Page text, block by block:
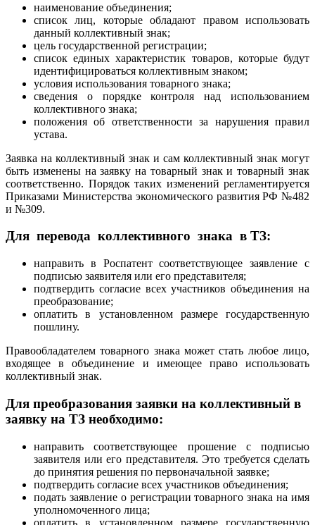
наименование объединения;
список лиц, которые обладают правом использовать
данный коллективный знак;
цель государственной регистрации;
список единых характеристик товаров, которые будут
идентифицироваться коллективным знаком;
условия использования товарного знака;
сведения о порядке контроля над использованием
коллективного знака;
положения об ответственности за нарушения правил
устава.
Заявка на коллективный знак и сам коллективный знак могут
быть изменены на заявку на товарный знак и товарный знак
соответственно. Порядок таких изменений регламентируется
Приказами Министерства экономического развития РФ №482
и №309.
Для перевода коллективного знака в ТЗ:
направить в Роспатент соответствующее заявление с
подписью заявителя или его представителя;
подтвердить согласие всех участников объединения на
преобразование;
оплатить в установленном размере государственную
пошлину.
Правообладателем товарного знака может стать любое лицо,
входящее в объединение и имеющее право использовать
коллективный знак.
Для преобразования заявки на коллективный в
заявку на ТЗ необходимо:
направить соответствующее прошение с подписью
заявителя или его представителя. Это требуется сделать
до принятия решения по первоначальной заявке;
подтвердить согласие всех участников объединения;
подать заявление о регистрации товарного знака на имя
уполномоченного лица;
оплатить в установленном размере государственную